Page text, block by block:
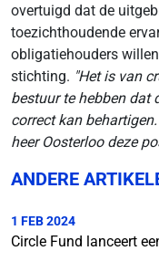
overtuigd dat de
toezichthoudende
obligatiehouders
stichting. "Het is van
bestuur te hebben dat
correct kan
heer Oosterloo deze
ANDERE
1 FEB 2024
Circle Fund lanceert